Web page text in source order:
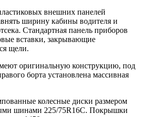
внешних панелей
ширину кабины водителя и
Стандартная панель приборов
вставки, закрывающие
щели.
оригинальную конструкцию, под
борта установлена массивная
колесные диски размером
шинами 225/75R16C. Покрышки